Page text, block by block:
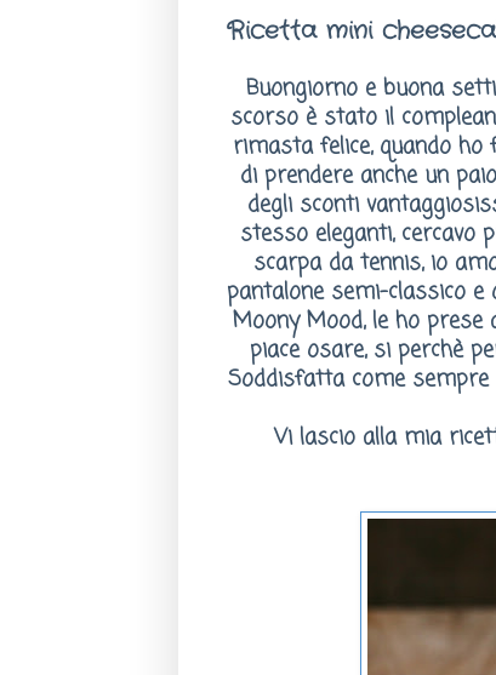
Ricetta mini
Buongiorno e buona
scorso è stato il
rimasta felice, quando
di prendere anche un
degli sconti
stesso eleganti, cercavo
scarpa da tennis, io
pantalone semi-classico
Moony Mood, le ho
piace osare, si perchè
Soddisfatta come sempre
Vi lascio alla mia